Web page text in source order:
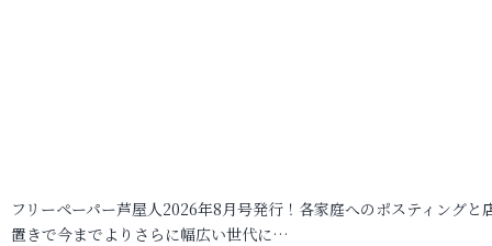
フリーペーパー芦屋人2026年8月号発行！各家庭へのポスティングと
置きで今までよりさらに幅広い世代に…